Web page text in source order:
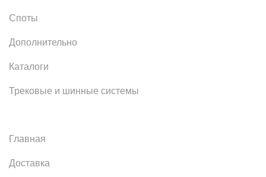
Споты
Дополнительно
Каталоги
Трековые и шинные системы
Главная
Доставка